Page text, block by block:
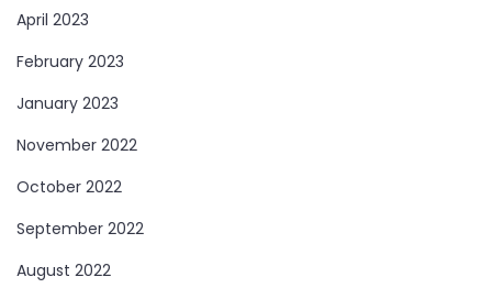
April 2023
February 2023
January 2023
November 2022
October 2022
September 2022
August 2022